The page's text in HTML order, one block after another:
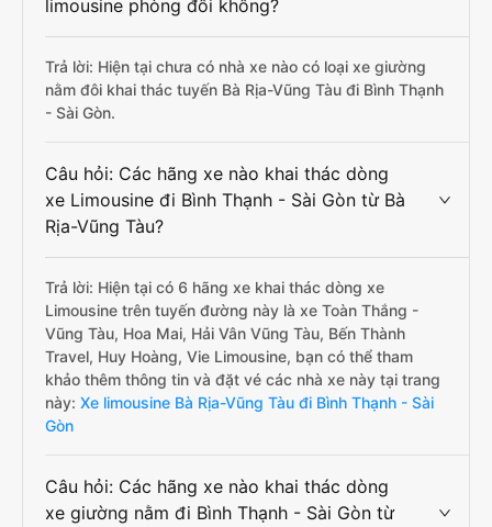
limousine phòng đôi không?
Trả lời: Hiện tại chưa có nhà xe nào có loại xe giường
nằm đôi khai thác tuyến Bà Rịa-Vũng Tàu đi Bình Thạnh
- Sài Gòn.
Câu hỏi: Các hãng xe nào khai thác dòng
xe Limousine đi Bình Thạnh - Sài Gòn từ Bà
Rịa-Vũng Tàu?
Trả lời: Hiện tại có 6 hãng xe khai thác dòng xe
Limousine trên tuyến đường này là xe Toàn Thắng -
Vũng Tàu, Hoa Mai, Hải Vân Vũng Tàu, Bến Thành
Travel, Huy Hoàng, Vie Limousine, bạn có thể tham
khảo thêm thông tin và đặt vé các nhà xe này tại trang
này: Xe limousine Bà Rịa-Vũng Tàu đi Bình Thạnh - Sài
Gòn
Câu hỏi: Các hãng xe nào khai thác dòng
xe giường nằm đi Bình Thạnh - Sài Gòn từ